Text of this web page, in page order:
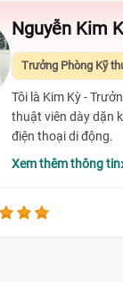
Nguyễn Kim
Trưởng Phòng Kỹ
Tôi là Kim Kỳ -
thuật viên dày dặn
điện thoại di động.
Xem thêm thông tin